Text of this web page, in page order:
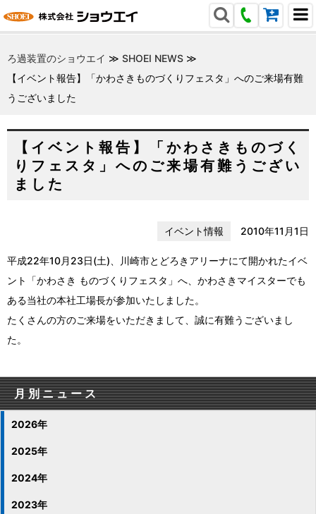
ろ過装置のショウエイ ≫ SHOEI NEWS ≫
【イベント報告】「かわさきものづくりフェスタ」へのご来場有難
うございました
【イベント報告】「かわさきものづく
りフェスタ」へのご来場有難うござい
ました
イベント情報 2010年11月1日
平成22年10月23日(土)、川崎市とどろきアリーナにて開かれたイベ
ント「かわさき ものづくりフェスタ」へ、かわさきマイスターでも
ある当社の本社工場長が参加いたしました。
たくさんの方のご来場をいただきまして、誠に有難うございまし
た。
月別ニュース
2026年
2025年
2024年
2023年